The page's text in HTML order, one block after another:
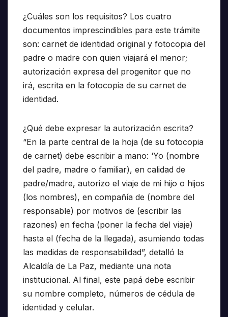
¿Cuáles son los requisitos? Los cuatro
documentos imprescindibles para este trámite
son: carnet de identidad original y fotocopia del
padre o madre con quien viajará el menor;
autorización expresa del progenitor que no
irá, escrita en la fotocopia de su carnet de
identidad.
¿Qué debe expresar la autorización escrita?
“En la parte central de la hoja (de su fotocopia
de carnet) debe escribir a mano: ‘Yo (nombre
del padre, madre o familiar), en calidad de
padre/madre, autorizo el viaje de mi hijo o hijos
(los nombres), en compañía de (nombre del
responsable) por motivos de (escribir las
razones) en fecha (poner la fecha del viaje)
hasta el (fecha de la llegada), asumiendo todas
las medidas de responsabilidad”, detalló la
Alcaldía de La Paz, mediante una nota
institucional. Al final, este papá debe escribir
su nombre completo, números de cédula de
identidad y celular.